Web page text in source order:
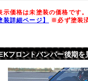
価格は未塗装の価格です。
装詳細ページ】
※必ず塗装
フロントバンパー後期を